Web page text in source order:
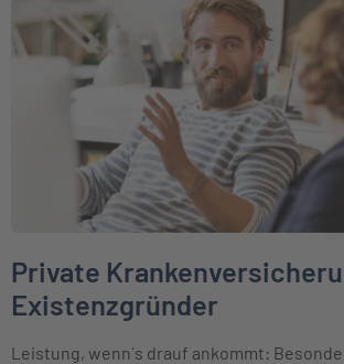
Private
Existenzgründer
Leistung, wenn´s drauf ankommt: